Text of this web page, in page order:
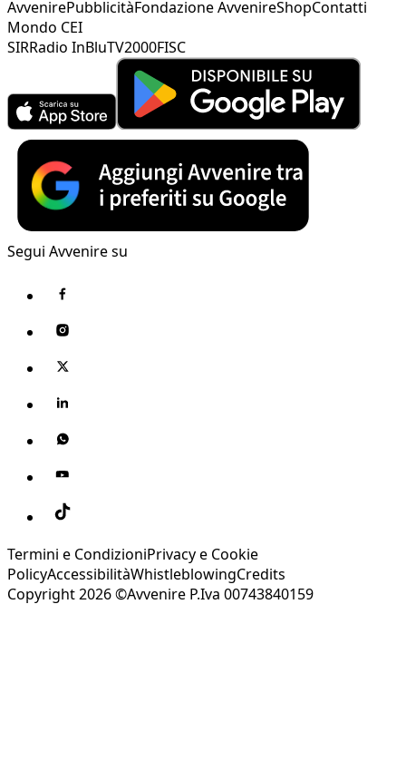
AvvenirePubblicitàFondazione AvvenireShopContatti
Mondo CEI
SIRRadio InBluTV2000FISC
Segui Avvenire su
Termini e CondizioniPrivacy e Cookie
PolicyAccessibilitàWhistleblowingCredits
Copyright 2026 ©Avvenire P.Iva 00743840159